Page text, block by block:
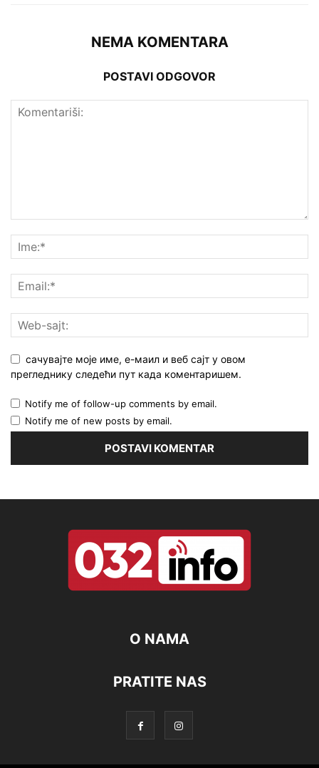
NEMA KOMENTARA
POSTAVI ODGOVOR
сачувајте моје име, е-маил и веб сајт у овом
прегледнику следећи пут када коментаришем.
Notify me of follow-up comments by email.
Notify me of new posts by email.
O NAMA
PRATITE NAS